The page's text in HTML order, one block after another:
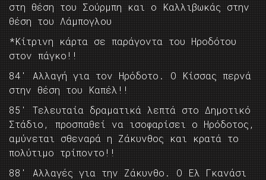
στη θέση του Σούρμπη και ο Καλλιβωκάς στην
θέση του Λάμπογλου
*Κίτρινη κάρτα σε παράγοντα του Ηροδότου
στον πάγκο!!
84′ Αλλαγή για τον Ηρόδοτο. Ο Κίσσας περνά
στην θέση του Καπέλ!!
85′ Τελευταία δραματικά λεπτά στο Δημοτικό
Στάδιο, προσπαθεί να ισοφαρίσει ο Ηρόδοτος,
αμύνεται σθεναρά η Ζάκυνθος και κρατά το
πολύτιμο τρίποντο!!
88′ Αλλαγές για την Ζάκυνθο. Ο Ελ Γκανάσι